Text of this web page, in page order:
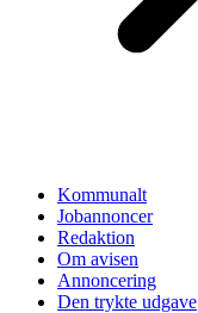
Kommunalt
Jobannoncer
Redaktion
Om avisen
Annoncering
Den trykte udgave